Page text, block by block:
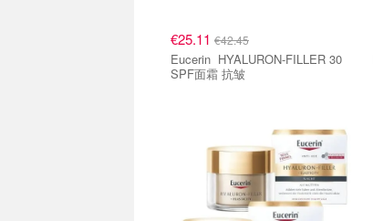
€25.11 €42.45
Eucerin HYALURON-FILLER 30
SPF面霜 抗皱